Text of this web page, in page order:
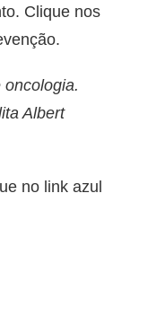
Clique nos
Albert
no link azul